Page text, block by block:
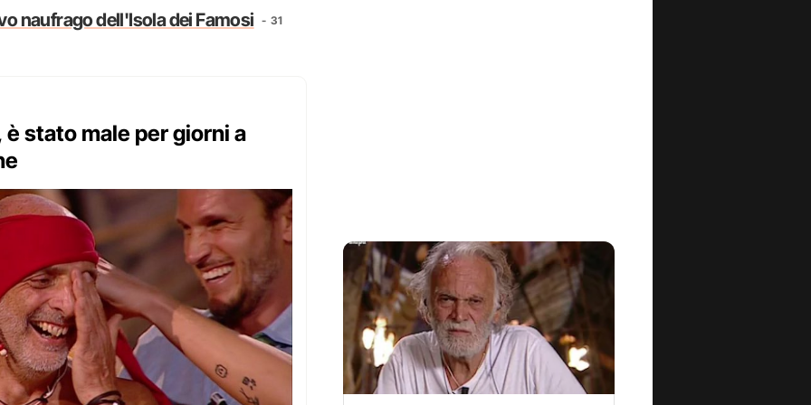
naufrago dell'Isola dei Famosi 31
è stato male per giorni a